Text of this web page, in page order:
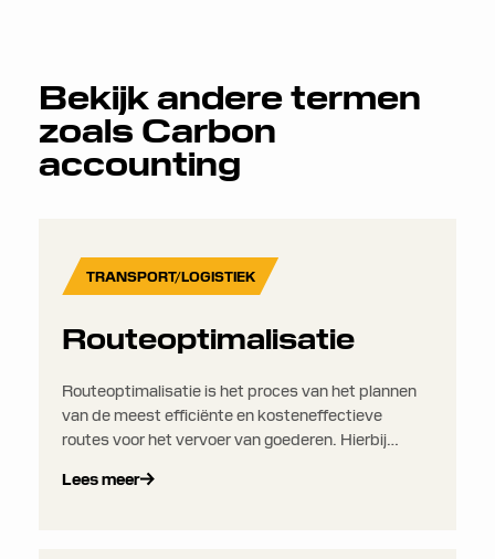
Bekijk andere termen
zoals Carbon
accounting
TRANSPORT/LOGISTIEK
Routeoptimalisatie
Routeoptimalisatie is het proces van het plannen
van de meest efficiënte en kosteneffectieve
routes voor het vervoer van goederen. Hierbij
tijdvensters, brandstofverbruik,
Lees meer